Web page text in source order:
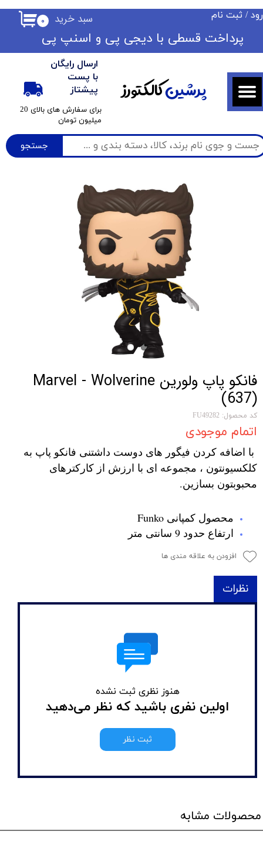
جستجو
ارسال رایگان
با پست
پیشتاز
​برای سفارش های بالای 20
میلیون تومان
۰ سبد خرید / ثبت نام
حساب کاربری من
تغییر گذر واژه
سفارشات
خروج از حساب کاربری
​​پرداخت قسطی با دیجی پی ​​​​​​​و اسنپ پی
پرشینکالکتورز
فانکو پاپ ولورین Marvel - Wolverine
(637)
کد محصول: FU49282
اتمام موجودی
با اضافه کردن فیگور های دوست داشتنی فانکو پاپ به
کلکسیونتون ، مجموعه ای با ارزش از کارکترهای
محبوبتون بسازین.
محصول کمپانی Funko
ارتفاع حدود 9 سانتی متر
افزودن به علاقه مندی ها
نظرات
هنوز نظری ثبت نشده
اولین نفری باشید که نظر می‌دهید
ثبت نظر
محصولات مشابه